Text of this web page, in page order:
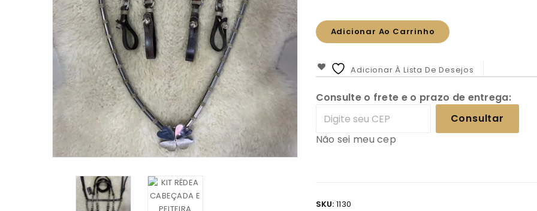
Adicionar Ao Carrinho
Adicionar À Lista De Desejos
Consulte o frete e o prazo de entrega:
Consultar
Não sei meu cep
SKU: 1130